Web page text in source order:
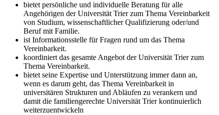
bietet persönliche und individuelle Beratung für alle
Angehörigen der Universität Trier zum Thema Vereinbarkeit
von Studium, wissenschaftlicher Qualifizierung oder/und
Beruf mit Familie.
ist Informationsstelle für Fragen rund um das Thema
Vereinbarkeit.
koordiniert das gesamte Angebot der Universität Trier zum
Thema Vereinbarkeit.
bietet seine Expertise und Unterstützung immer dann an,
wenn es darum geht, das Thema Vereinbarkeit in
universitären Strukturen und Abläufen zu verankern und
damit die familiengerechte Universität Trier kontinuierlich
weiterzuentwickeln